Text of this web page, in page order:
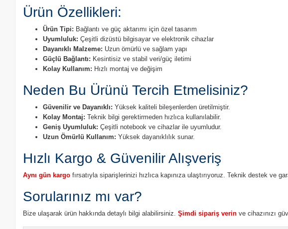
Ürün Özellikleri:
Ürün Tipi: Bağlantı ve güç aktarımı için özel tasarım
Uyumluluk: Çeşitli dizüstü bilgisayar ve elektronik cihazlar
Dayanıklı Malzeme: Uzun ömürlü ve sağlam yapı
Güçlü Bağlantı: Kesintisiz ve stabil veri/güç iletimi
Kolay Kullanım: Hızlı montaj ve değişim
Neden Bu Ürünü Tercih Etmelisiniz?
Güvenilir ve Dayanıklı: Yüksek kaliteli bileşenlerden üretilmiştir.
Kolay Montaj: Teknik bilgi gerektirmeden hızlıca kullanılabilir.
Geniş Uyumluluk: Çeşitli notebook ve cihazlar ile uyumludur.
Uzun Ömürlü Kullanım: Yüksek dayanıklılık sunar.
Hızlı Kargo & Güvenilir Alışveriş
Aynı gün kargo fırsatıyla siparişlerinizi hızlıca kapınıza ulaştırıyoruz. Teknik destek ve
Sorularınız mı var?
Bize ulaşarak ürün hakkında detaylı bilgi alabilirsiniz.Şimdi sipariş verin ve cihazınızı